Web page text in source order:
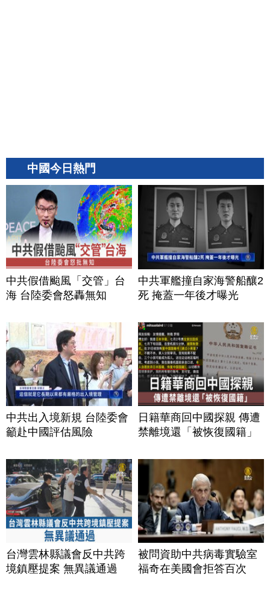
中國今日熱門
中共假借颱風「交管」台
海 台陸委會怒轟無知
中共軍艦撞自家海警船釀2
死 掩蓋一年後才曝光
中共出入境新規 台陸委會
籲赴中國評估風險
日籍華商回中國探親 傳遭
禁離境還「被恢復國籍」
台灣雲林縣議會反中共跨
境鎮壓提案 無異議通過
被問資助中共病毒實驗室
福奇在美國會拒答百次